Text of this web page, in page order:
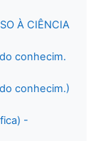
À CIÊNCIA
conhecim.
conhecim.)
-